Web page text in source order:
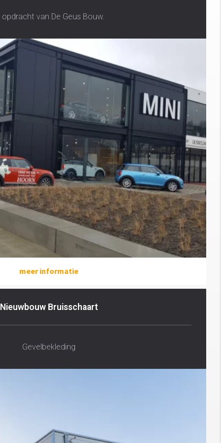
opdracht van De Geus Bouw.
meer informatie
Nieuwbouw Bruisschaart
Gevelbekleding